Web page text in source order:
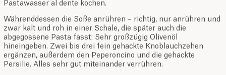
Pastawasser al dente kochen.
Währenddessen die Soße anrühren – richtig, nur anrühren und
zwar kalt und roh in einer Schale, die später auch die
abgegossene Pasta fasst: Sehr großzügig Olivenöl
hineingeben. Zwei bis drei fein gehackte Knoblauchzehen
ergänzen, außerdem den Peperoncino und die gehackte
Persilie. Alles sehr gut miteinander verrühren.